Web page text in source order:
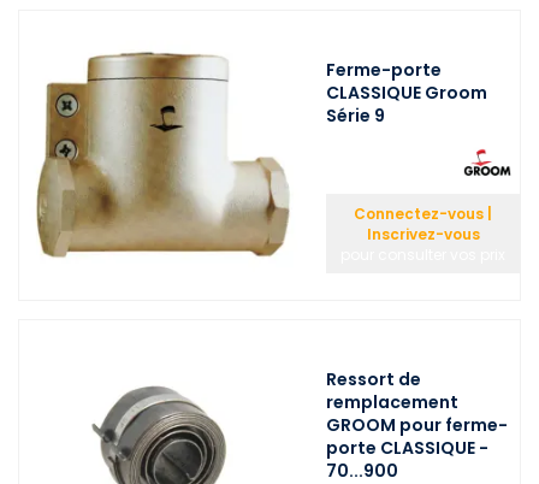
Ferme-porte
CLASSIQUE Groom
Série 9
Connectez-vous |
Inscrivez-vous
Ressort de
remplacement
GROOM pour ferme-
porte CLASSIQUE -
70...900